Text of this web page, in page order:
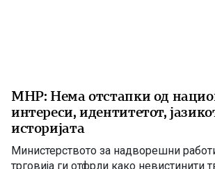
МНР: Нема отстапки од
интереси, идентитетот,
историјата
Министерството за надворешни
трговија ги отфрли како невистинити